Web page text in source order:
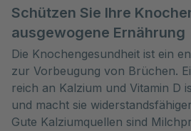
Schützen Sie Ihre
ausgewogene Ernährung
Die Knochengesundheit ist ein
zur Vorbeugung von Brüchen.
reich an Kalzium und Vitamin D
und macht sie
Gute Kalziumquellen sind